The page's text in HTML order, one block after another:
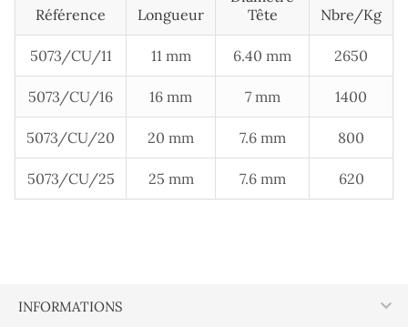
Référence Longueur
Tête
Nbre/kg
5073/CU/11 11 mm 6.40 mm 2650
5073/CU/16 16 mm 7 mm 1400
5073/CU/20 20 mm 7.6 mm 800
5073/CU/25 25 mm 7.6 mm 620
INFORMATIONS 